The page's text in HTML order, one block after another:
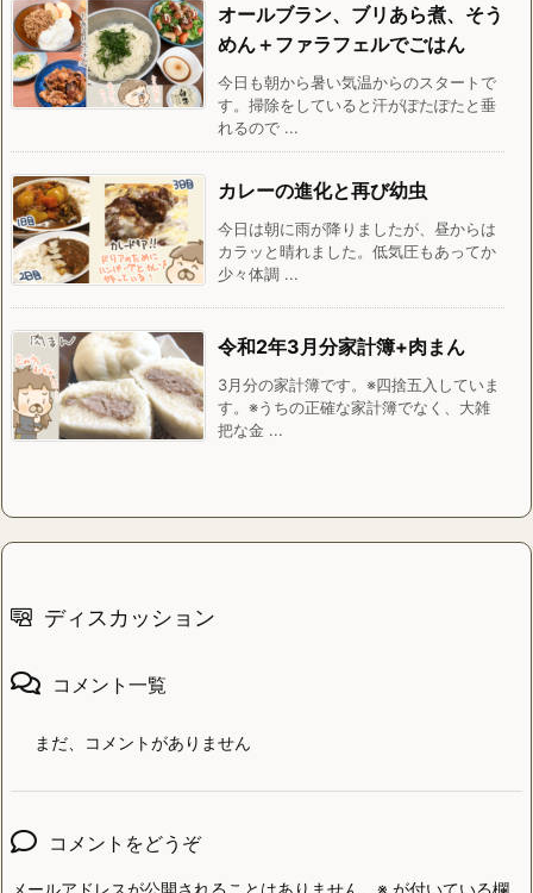
オールブラン、ブリあら煮、そう
めん＋ファラフェルでごはん
今日も朝から暑い気温からのスタートで
す。掃除をしていると汗がぽたぽたと垂
れるので ...
カレーの進化と再び幼虫
今日は朝に雨が降りましたが、昼からは
カラッと晴れました。低気圧もあってか
少々体調 ...
令和2年3月分家計簿+肉まん
3月分の家計簿です。※四捨五入していま
す。※うちの正確な家計簿でなく、大雑
把な金 ...
ディスカッション
コメント一覧
まだ、コメントがありません
コメントをどうぞ
メールアドレスが公開されることはありません。 ※ が付いている欄